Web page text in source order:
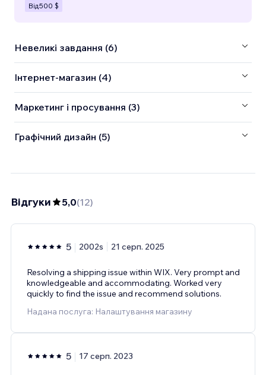
Від500 $
Невеликі завдання (6)
Інтернет-магазин (4)
Маркетинг і просування (3)
Графічний дизайн (5)
Відгуки 5,0(12)
5 2002s 21 серп. 2025
Resolving a shipping issue within WIX. Very prompt and
knowledgeable and accommodating. Worked very
quickly to find the issue and recommend solutions.
Надана послуга: Налаштування магазину
5 17 серп. 2023